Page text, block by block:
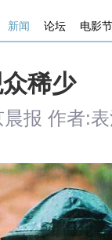
新闻 论坛 电影节
众稀少
晨报 作者